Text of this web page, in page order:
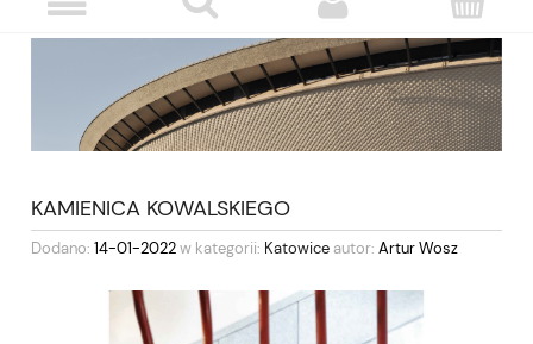
KAMIENICA KOWALSKIEGO
Dodano: 14-01-2022w kategorii: Katowice autor: Artur Wosz